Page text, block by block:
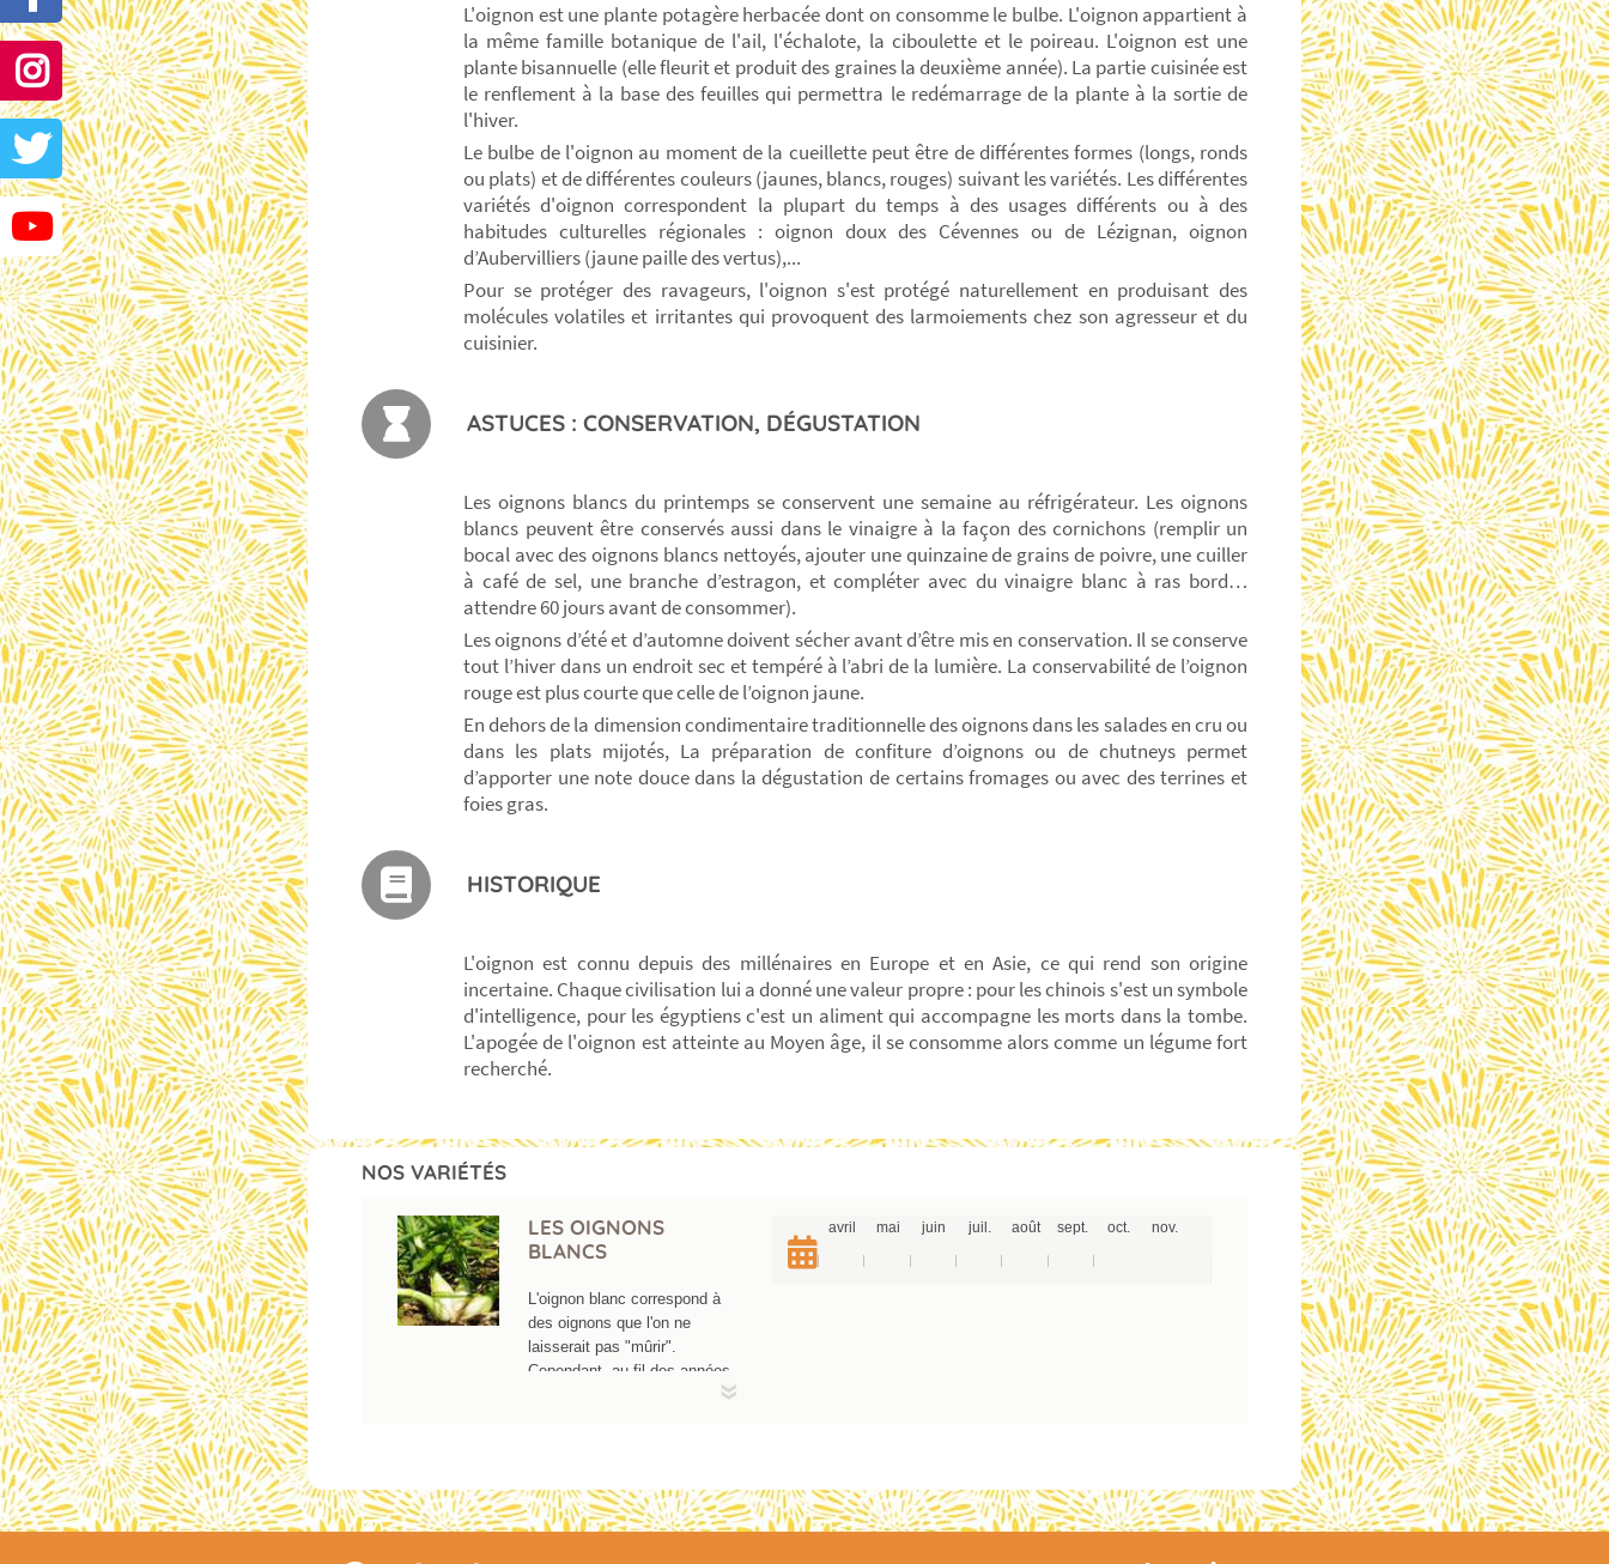
L'oignon est une plante potagère herbacée dont on consomme le bulbe. L'oignon appartient à
la même famille botanique de l'ail, l'échalote, la ciboulette et le poireau. L'oignon est une
plante bisannuelle (elle fleurit et produit des graines la deuxième année). La partie cuisinée est
le renflement à la base des feuilles qui permettra le redémarrage de la plante à la sortie de
l'hiver.
Le bulbe de l'oignon au moment de la cueillette peut être de différentes formes (longs, ronds
ou plats) et de différentes couleurs (jaunes, blancs, rouges) suivant les variétés. Les différentes
variétés d'oignon correspondent la plupart du temps à des usages différents ou à des
habitudes culturelles régionales : oignon doux des Cévennes ou de Lézignan, oignon
d’Aubervilliers (jaune paille des vertus),...
Pour se protéger des ravageurs, l'oignon s'est protégé naturellement en produisant des
molécules volatiles et irritantes qui provoquent des larmoiements chez son agresseur et du
cuisinier.
ASTUCES : CONSERVATION, DÉGUSTATION
Les oignons blancs du printemps se conservent une semaine au réfrigérateur. Les oignons
blancs peuvent être conservés aussi dans le vinaigre à la façon des cornichons (remplir un
bocal avec des oignons blancs nettoyés, ajouter une quinzaine de grains de poivre, une cuiller
à café de sel, une branche d’estragon, et compléter avec du vinaigre blanc à ras bord…
attendre 60 jours avant de consommer).
Les oignons d’été et d’automne doivent sécher avant d’être mis en conservation. Il se conserve
tout l’hiver dans un endroit sec et tempéré à l’abri de la lumière. La conservabilité de l’oignon
rouge est plus courte que celle de l’oignon jaune.
En dehors de la dimension condimentaire traditionnelle des oignons dans les salades en cru ou
dans les plats mijotés, La préparation de confiture d’oignons ou de chutneys permet
d’apporter une note douce dans la dégustation de certains fromages ou avec des terrines et
foies gras.
HISTORIQUE
L'oignon est connu depuis des millénaires en Europe et en Asie, ce qui rend son origine
incertaine. Chaque civilisation lui a donné une valeur propre : pour les chinois s'est un symbole
d'intelligence, pour les égyptiens c'est un aliment qui accompagne les morts dans la tombe.
L'apogée de l'oignon est atteinte au Moyen âge, il se consomme alors comme un légume fort
recherché.
NOS VARIÉTÉS
LES OIGNONS
BLANCS
L'oignon blanc correspond à
des oignons que l'on ne
laisserait pas "mûrir".
Cependant, au fil des années
frais : oignon blanc Barletta
ou de Vaugirard, sur les
avril mai juin juil. août sept. oct. nov.